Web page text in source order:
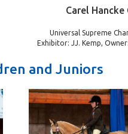
Carel Hancke
Universal Supreme
Exhibitor: JJ. Kemp,
and Juniors